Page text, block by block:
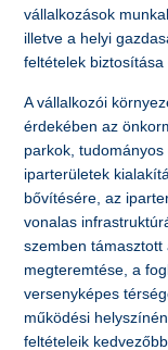
vállalkozások
illetve a helyi
feltételek biztosítása
A vállalkozói
érdekében az
parkok,
iparterületek
bővítésére, az
vonalas
szemben
megteremtése, a
versenyképes
működési
feltételeik